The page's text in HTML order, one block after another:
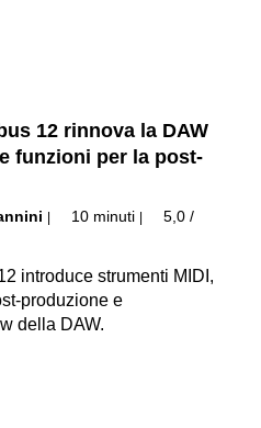
12 rinnova la DAW
funzioni per la post-
10 minuti
5,0 /
introduce strumenti MIDI,
produzione e
della DAW.